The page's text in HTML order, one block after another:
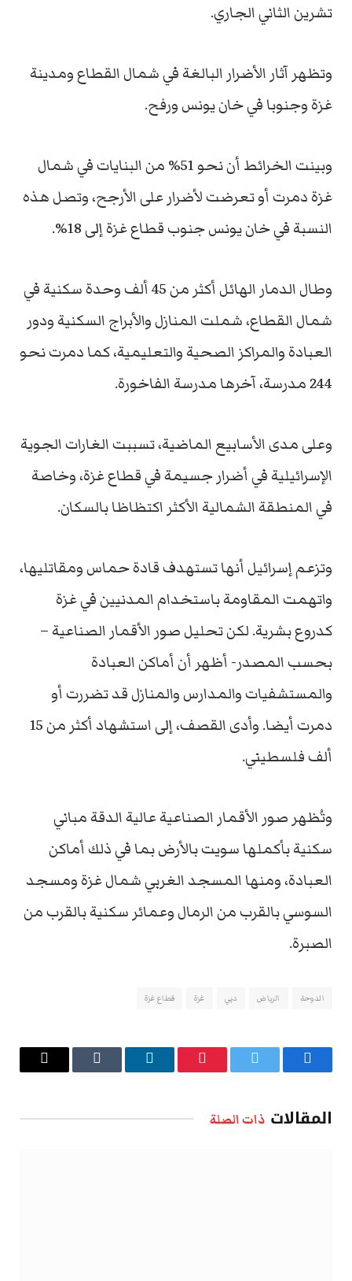
تشرين الثاني الجاري.
وتظهر آثار الأضرار البالغة في شمال القطاع ومدينة
غزة وجنوبا في خان يونس ورفح.
وبينت الخرائط أن نحو 51% من البنايات في شمال
غزة دمرت أو تعرضت لأضرار على الأرجح، وتصل هذه
النسبة في خان يونس جنوب قطاع غزة إلى 18%.
وطال الدمار الهائل أكثر من 45 ألف وحدة سكنية في
شمال القطاع، شملت المنازل والأبراج السكنية ودور
العبادة والمراكز الصحية والتعليمية، كما دمرت نحو
244 مدرسة، آخرها مدرسة الفاخورة.
وعلى مدى الأسابيع الماضية، تسببت الغارات الجوية
الإسرائيلية في أضرار جسيمة في قطاع غزة، وخاصة
في المنطقة الشمالية الأكثر اكتظاظا بالسكان.
وتزعم إسرائيل أنها تستهدف قادة حماس ومقاتليها،
واتهمت المقاومة باستخدام المدنيين في غزة
كدروع بشرية. لكن تحليل صور الأقمار الصناعية –
بحسب المصدر- أظهر أن أماكن العبادة
والمستشفيات والمدارس والمنازل قد تضررت أو
دمرت أيضا. وأدى القصف، إلى استشهاد أكثر من 15
ألف فلسطيني.
وتُظهر صور الأقمار الصناعية عالية الدقة مباني
سكنية بأكملها سويت بالأرض بما في ذلك أماكن
العبادة، ومنها المسجد الغربي شمال غزة ومسجد
السوسي بالقرب من الرمال وعمائر سكنية بالقرب من
الصبرة.
الدوحة الرياض دبي غزة قطاع غزة
فيسبوك تويتر بينتيريستلينكدإن Tumblr
البريد
المقالات ذات الصلة